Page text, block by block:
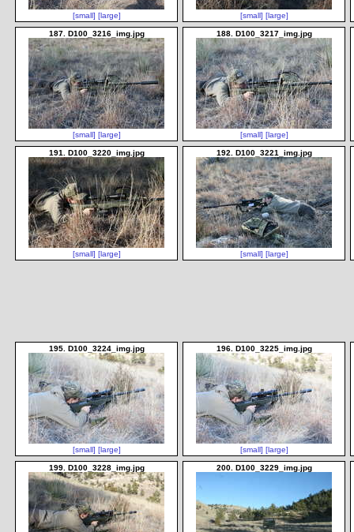
[small] [large] [small] [large]
187. D100_3216_img.jpg
[small] [large]
188. D100_3217_img.jpg
[small] [large]
191. D100_3220_img.jpg
[small] [large]
192. D100_3221_img.jpg
[small] [large]
195. D100_3224_img.jpg
[small] [large]
196. D100_3225_img.jpg
[small] [large]
199. D100_3228_img.jpg 200. D100_3229_img.jpg